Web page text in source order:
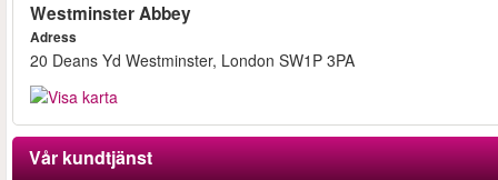
Westminster Abbey
Adress
20 Deans Yd Westminster, London SW1P 3PA
Vår kundtjänst